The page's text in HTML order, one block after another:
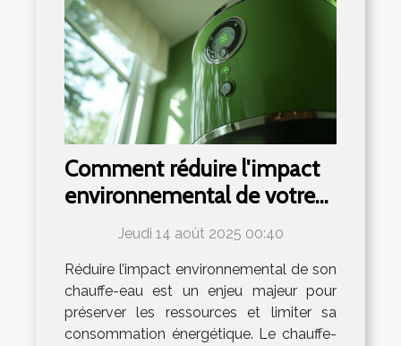
Comment réduire l'impact
environnemental de votre
chauffe-eau ?
Jeudi 14 août 2025 00:40
Réduire l’impact environnemental de son
chauffe-eau est un enjeu majeur pour
préserver les ressources et limiter sa
consommation énergétique. Le chauffe-